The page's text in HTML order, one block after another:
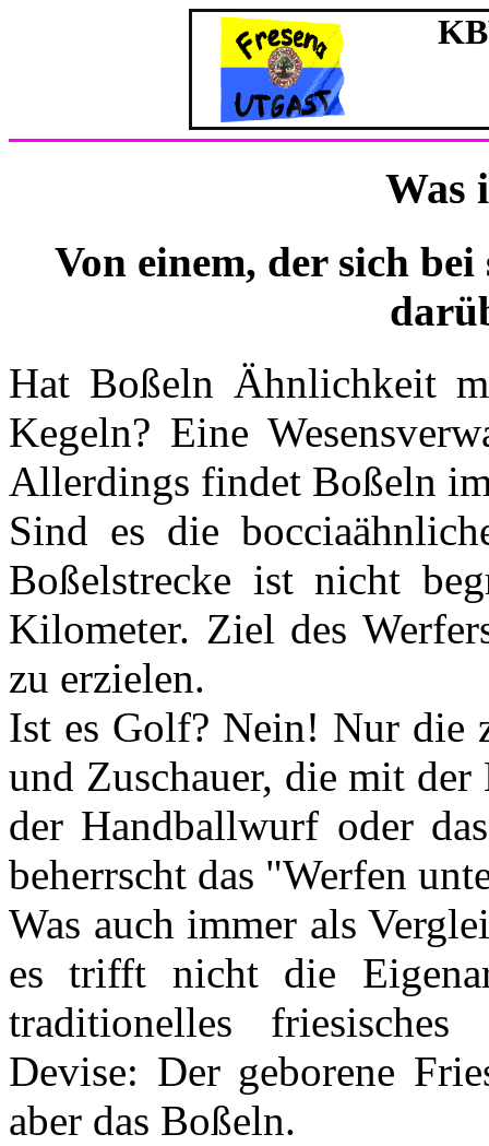
Was
Von einem, der sich
Hat Boßeln Ähnlichkeit
Kegeln? Eine
Allerdings findet Boßeln
Sind es die
Boßelstrecke ist nicht
Kilometer. Ziel des
zu erzielen.
Ist es Golf? Nein! Nur die
und Zuschauer, die mit
der Handballwurf oder
beherrscht das "Werfen
Was auch immer als
es trifft nicht die
traditionelles
Devise: Der geborene
aber das Boßeln.